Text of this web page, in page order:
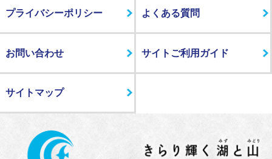
プライバシーポリシー よくある質問
お問い合わせ サイトご利用ガイド
サイトマップ